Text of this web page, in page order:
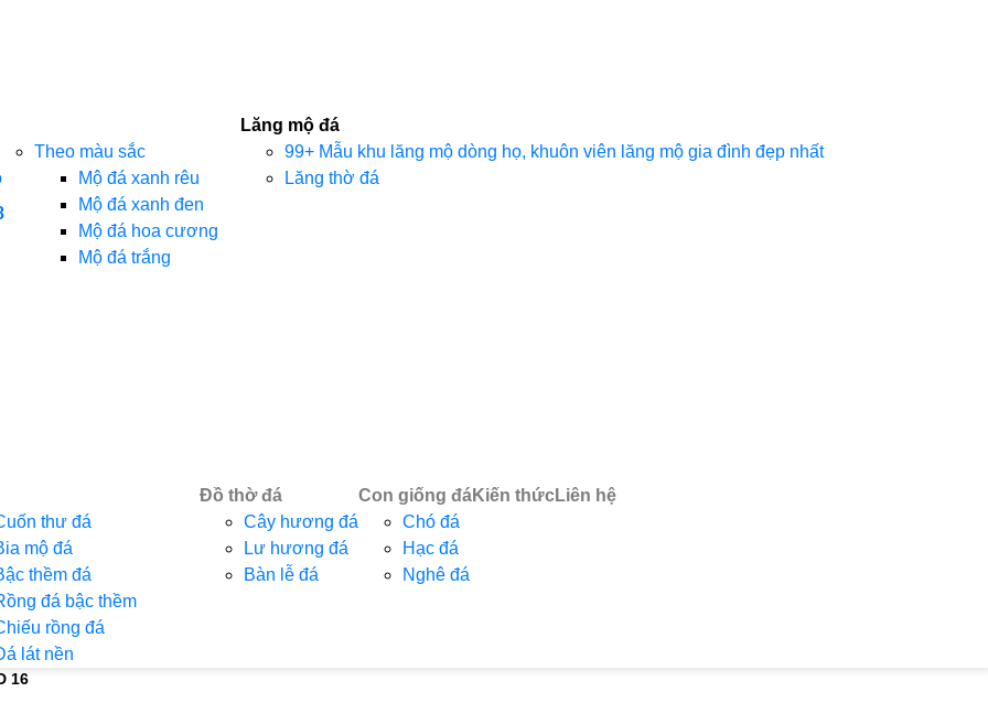
Theo màu sắc
Mộ đá xanh rêu
Mộ đá xanh đen
Mộ đá hoa cương
Mộ đá trắng
Lăng mộ đá
99+ Mẫu khu lăng mộ dòng họ, khuôn viên lăng mộ gia đình đẹp nhất
Lăng thờ đá
thư đá
mộ đá
thềm đá
đá bậc thềm
rồng đá
lát nền
Đồ thờ đá
Cây hương đá
Lư hương đá
Bàn lễ đá
Con giống đá
Chó đá
Hạc đá
Nghê đá
Kiến thứcLiên hệ
16